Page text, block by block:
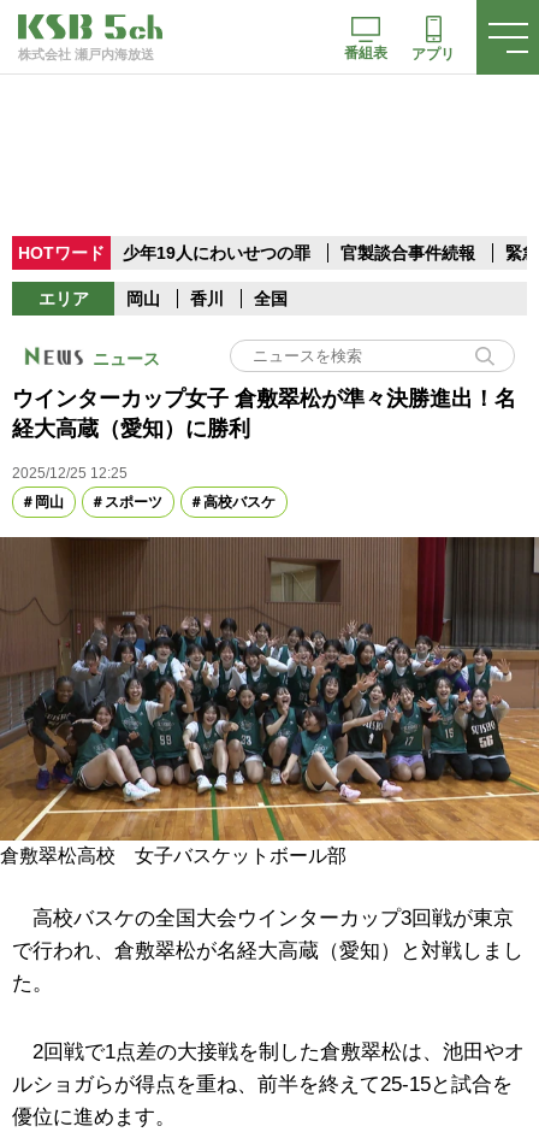
株式会社 瀬戸内海放送 番組表 アプリ
HOTワード 少年19人にわいせつの罪 官製談合事件続報 緊
エリア 岡山 香川 全国
ニュース
ウインターカップ女子 倉敷翠松が準々決勝進出！名
経大高蔵（愛知）に勝利
2025/12/25 12:25
岡山
スポーツ 高校バスケ
倉敷翠松高校 女子バスケットボール部
高校バスケの全国大会ウインターカップ3回戦が東京
で行われ、倉敷翠松が名経大高蔵（愛知）と対戦しまし
た。
2回戦で1点差の大接戦を制した倉敷翠松は、池田やオ
ルショガらが得点を重ね、前半を終えて25-15と試合を
優位に進めます。